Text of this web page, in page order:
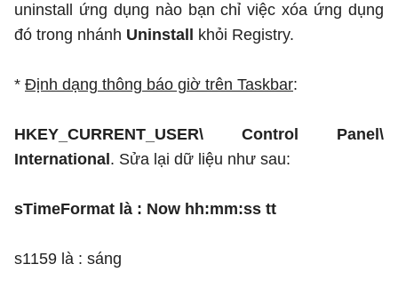
uninstall ứng dụng nào bạn chỉ việc xóa ứng dụng
đó trong nhánh Uninstall khỏi Registry.
* Định dạng thông báo giờ trên Taskbar:
HKEY_CURRENT_USER\ Control Panel\
International . Sửa lại dữ liệu như sau:
sTimeFormat là : Now hh:mm:ss tt
s1159 là : sáng